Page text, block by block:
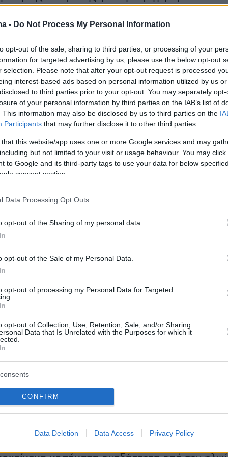
- Do Not Process My Personal Information
opt-out of the sale, sharing to third parties, or processing of your
for targeted advertising by us, please use the below opt-out
selection. Please note that after your opt-out request is processed
interest-based ads based on personal information utilized by us
to third parties prior to your opt-out. You may separately
of your personal information by third parties on the IAB’s list of
This information may also be disclosed by us to third parties on the
Participants that may further disclose it to other third parties.
that this website/app uses one or more Google services and may
but not limited to your visit or usage behaviour. You may
to Google and its third-party tags to use your data for below
consent section.
Data Processing Opt Outs
opt-out of the Sharing of my personal data.
opt-out of the Sale of my Personal Data.
opt-out of processing my Personal Data for Targeted
opt-out of Collection, Use, Retention, Sale, and/or Sharing
Data that Is Unrelated with the Purposes for which it
CONFIRM
Data Deletion Data Access Privacy Policy
παραλαβές που θα γίνουν μέσω του
το ζήτημα που αποσαφηνίστηκε
πρόκειται για ενισχυτικά (booster) εμβόλια
τους θα γίνει με γνώμονα την ολοκλήρωση
Οι επιστήμονες μελέτησαν τα
τα επικαιροποιημένα εμβόλια, εστιάζοντας
δοκιμαστεί μόνο σε εμβολιασμένο
δόσεις εμβολίου mRNA ή με το
συνεπώς την πρόσβαση
τα νέα εμβόλια για τη θωράκιση τους για
της λοίμωξης δεν θα μπορούν να τα
προς το παρόν ο τρόπος και ο χρόνος
το μεσοδιάστημα που θα πρέπει να έχει
την τελευταία βασική ή την πρώτη ή δεύτερη
δόσεων είναι
συμφωνούν ότι προτεραιότητα στον
το επικαιροποιημένο σκεύασμα θα έχουν,
προηγούμενες περιπτώσεις, τα άτομα ηλικίας